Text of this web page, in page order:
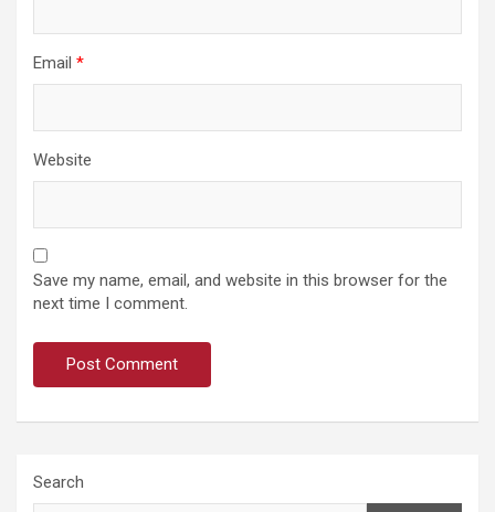
Email *
Website
Save my name, email, and website in this browser for the
next time I comment.
Search